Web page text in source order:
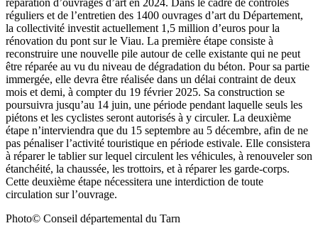
réparation d’ouvrages d’art en 2024. Dans le cadre de contrôles
réguliers et de l’entretien des 1400 ouvrages d’art du Département,
la collectivité investit actuellement 1,5 million d’euros pour la
rénovation du pont sur le Viau. La première étape consiste à
reconstruire une nouvelle pile autour de celle existante qui ne peut
être réparée au vu du niveau de dégradation du béton. Pour sa partie
immergée, elle devra être réalisée dans un délai contraint de deux
mois et demi, à compter du 19 février 2025. Sa construction se
poursuivra jusqu’au 14 juin, une période pendant laquelle seuls les
piétons et les cyclistes seront autorisés à y circuler. La deuxième
étape n’interviendra que du 15 septembre au 5 décembre, afin de ne
pas pénaliser l’activité touristique en période estivale. Elle consistera
à réparer le tablier sur lequel circulent les véhicules, à renouveler son
étanchéité, la chaussée, les trottoirs, et à réparer les garde-corps.
Cette deuxième étape nécessitera une interdiction de toute
circulation sur l’ouvrage.
Photo© Conseil départemental du Tarn